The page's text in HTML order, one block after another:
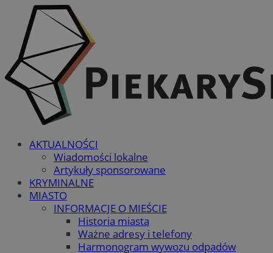
AKTUALNOŚCI
Wiadomości lokalne
Artykuły sponsorowane
KRYMINALNE
MIASTO
INFORMACJE O MIEŚCIE
Historia miasta
Ważne adresy i telefony
Harmonogram wywozu odpadów